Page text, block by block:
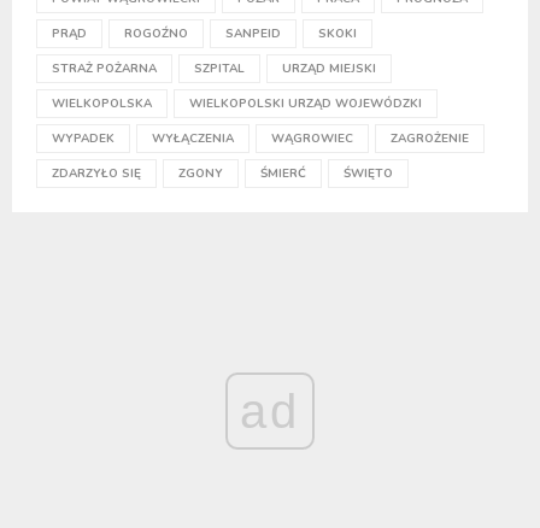
PRĄD ROGOŹNO SANPEID SKOKI
STRAŻ POŻARNA SZPITAL URZĄD MIEJSKI
WIELKOPOLSKA WIELKOPOLSKI URZĄD WOJEWÓDZKI
WYPADEK WYŁĄCZENIA WĄGROWIEC ZAGROŻENIE
ZDARZYŁO SIĘ ZGONY ŚMIERĆ ŚWIĘTO
ad